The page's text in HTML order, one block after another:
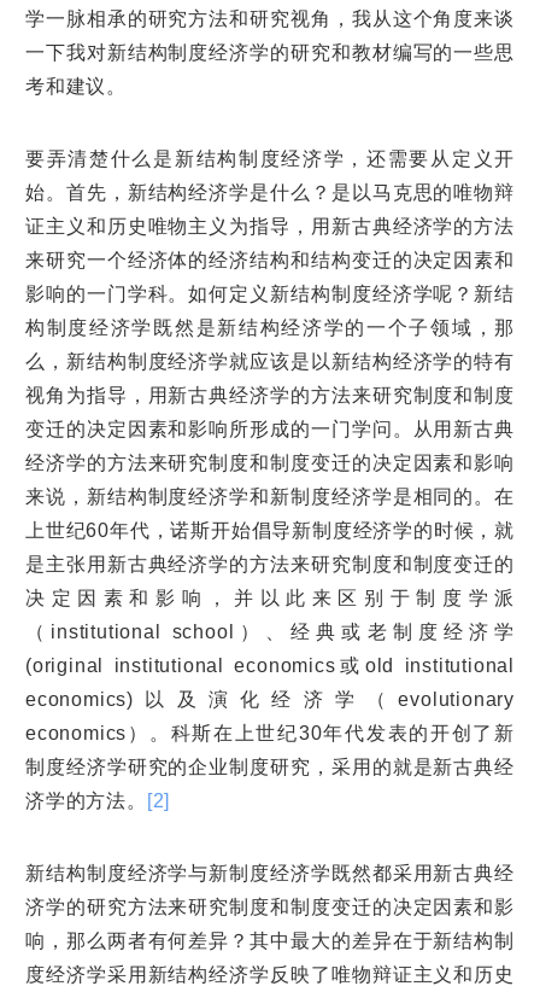
学一脉相承的研究方法和研究视角，我从这个角度来谈
一下我对新结构制度经济学的研究和教材编写的一些思
考和建议。
要弄清楚什么是新结构制度经济学，还需要从定义开
始。首先，新结构经济学是什么？是以马克思的唯物辩
证主义和历史唯物主义为指导，用新古典经济学的方法
来研究一个经济体的经济结构和结构变迁的决定因素和
影响的一门学科。如何定义新结构制度经济学呢？新结
构制度经济学既然是新结构经济学的一个子领域，那
么，新结构制度经济学就应该是以新结构经济学的特有
视角为指导，用新古典经济学的方法来研究制度和制度
变迁的决定因素和影响所形成的一门学问。从用新古典
经济学的方法来研究制度和制度变迁的决定因素和影响
来说，新结构制度经济学和新制度经济学是相同的。在
上世纪60年代，诺斯开始倡导新制度经济学的时候，就
是主张用新古典经济学的方法来研究制度和制度变迁的
决定因素和影响，并以此来区别于制度学派
（institutional school）、经典或老制度经济学
(original institutional economics或old institutional
economics)以及演化经济学（evolutionary
economics）。科斯在上世纪30年代发表的开创了新
制度经济学研究的企业制度研究，采用的就是新古典经
济学的方法。
[2]
新结构制度经济学与新制度经济学既然都采用新古典经
济学的研究方法来研究制度和制度变迁的决定因素和影
响，那么两者有何差异？其中最大的差异在于新结构制
度经济学采用新结构经济学反映了唯物辩证主义和历史